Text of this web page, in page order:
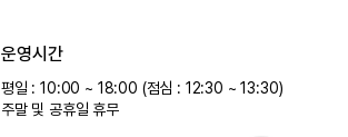
운영시간
평일 : 10:00 ~ 18:00 (점심 : 12:30 ~ 13:30)
주말 및 공휴일 휴무